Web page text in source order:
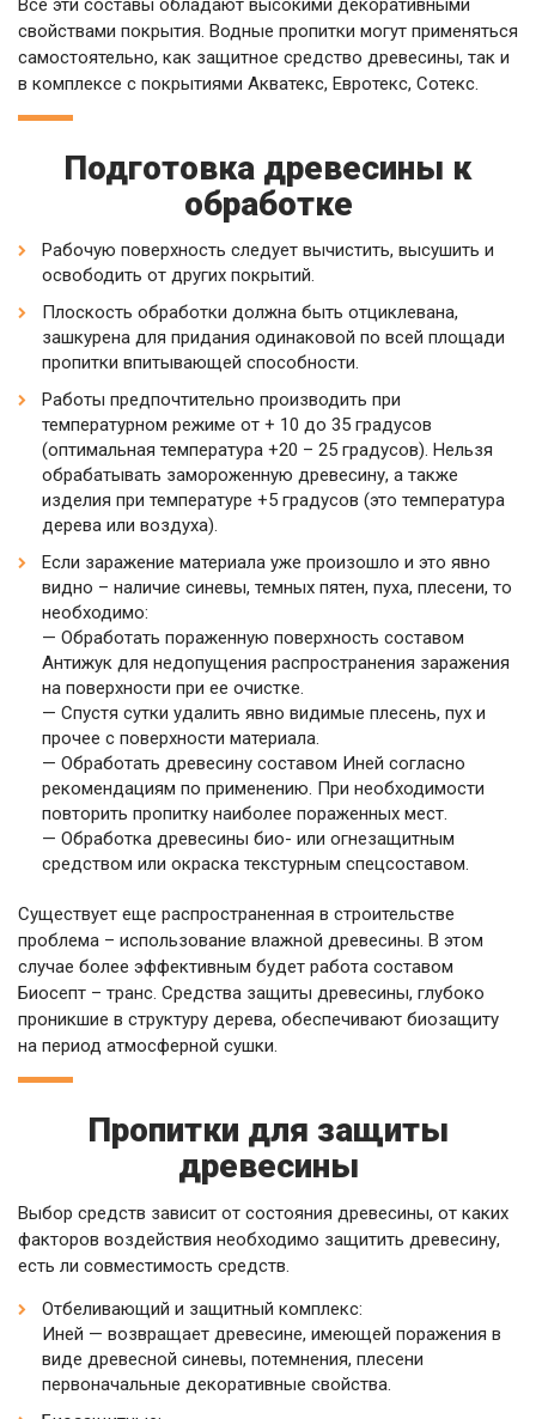
Все эти составы обладают высокими декоративными
свойствами покрытия. Водные пропитки могут применяться
самостоятельно, как защитное средство древесины, так и
в комплексе с покрытиями Акватекс, Евротекс, Сотекс.
Подготовка древесины к
обработке
Рабочую поверхность следует вычистить, высушить и
освободить от других покрытий.
Плоскость обработки должна быть отциклевана,
зашкурена для придания одинаковой по всей площади
пропитки впитывающей способности.
Работы предпочтительно производить при
температурном режиме от + 10 до 35 градусов
(оптимальная температура +20 – 25 градусов). Нельзя
обрабатывать замороженную древесину, а также
изделия при температуре +5 градусов (это температура
дерева или воздуха).
Если заражение материала уже произошло и это явно
видно – наличие синевы, темных пятен, пуха, плесени, то
необходимо:
— Обработать пораженную поверхность составом
Антижук для недопущения распространения заражения
на поверхности при ее очистке.
— Спустя сутки удалить явно видимые плесень, пух и
прочее с поверхности материала.
— Обработать древесину составом Иней согласно
рекомендациям по применению. При необходимости
повторить пропитку наиболее пораженных мест.
— Обработка древесины био- или огнезащитным
средством или окраска текстурным спецсоставом.
Существует еще распространенная в строительстве
проблема – использование влажной древесины. В этом
случае более эффективным будет работа составом
Биосепт – транс. Средства защиты древесины, глубоко
проникшие в структуру дерева, обеспечивают биозащиту
на период атмосферной сушки.
Пропитки для защиты
древесины
Выбор средств зависит от состояния древесины, от каких
факторов воздействия необходимо защитить древесину,
есть ли совместимость средств.
Отбеливающий и защитный комплекс:
Иней — возвращает древесине, имеющей поражения в
виде древесной синевы, потемнения, плесени
первоначальные декоративные свойства.